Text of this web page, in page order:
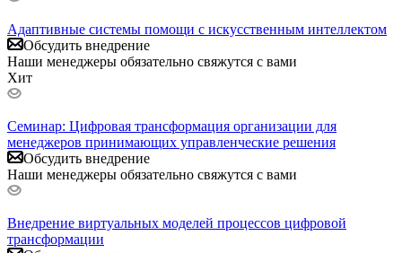
Адаптивные системы помощи с искусственным интеллектом
Обсудить внедрение
Наши менеджеры обязательно свяжутся с вами
Хит
Семинар: Цифровая трансформация организации для
менеджеров принимающих управленческие решения
Обсудить внедрение
Наши менеджеры обязательно свяжутся с вами
Внедрение виртуальных моделей процессов цифровой
трансформации